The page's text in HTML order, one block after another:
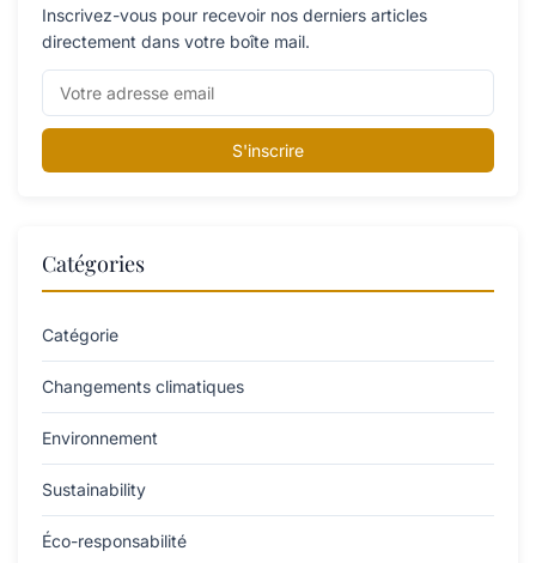
Inscrivez-vous pour recevoir nos derniers articles
directement dans votre boîte mail.
S'inscrire
Catégories
Catégorie
Changements climatiques
Environnement
Sustainability
Éco-responsabilité